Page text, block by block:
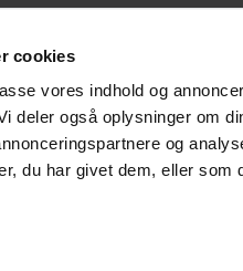
cookies
vores indhold og
deler også oplysninger om
og
du har givet dem, eller
hertil via e-mail. Du kan til
kontakte os på post@texas.dk. Når
optimere indholdet af vores